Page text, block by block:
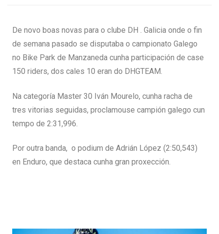
De novo boas novas para o clube DH . Galicia onde o fin
de semana pasado se disputaba o campionato Galego
no Bike Park de Manzaneda cunha participación de case
150 riders, dos cales 10 eran do DHGTEAM.
Na categoría Master 30 Iván Mourelo, cunha racha de
tres vitorias seguidas, proclamouse campión galego cun
tempo de 2:31,996.
Por outra banda, o podium de Adrián López (2:50,543)
en Enduro, que destaca cunha gran proxección.